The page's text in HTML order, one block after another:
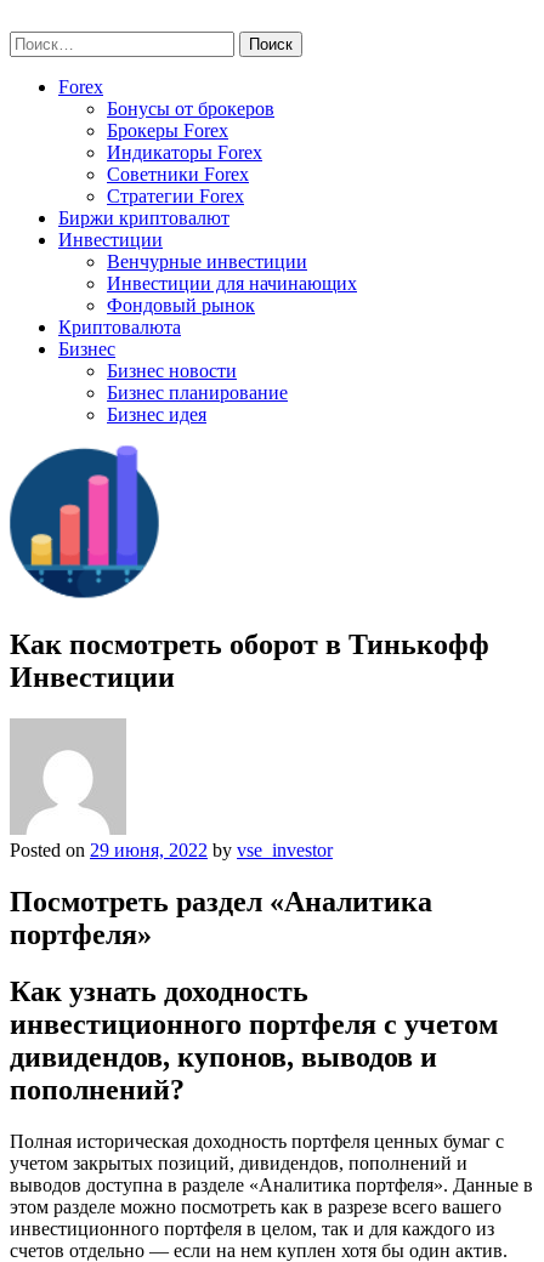
to
content
Найти:
Forex
Бонусы от брокеров
Брокеры Forex
Индикаторы Forex
Советники Forex
Стратегии Forex
Биржи криптовалют
Инвестиции
Венчурные инвестиции
Инвестиции для начинающих
Фондовый рынок
Криптовалюта
Бизнес
Бизнес новости
Бизнес планирование
Бизнес идея
Как посмотреть оборот в Тинькофф
Инвестиции
Posted on 29 июня, 2022 by vse_investor
Посмотреть раздел «Аналитика
портфеля»
Как узнать доходность
инвестиционного портфеля с учетом
дивидендов, купонов, выводов и
пополнений?
Полная историческая доходность портфеля ценных бумаг с
учетом закрытых позиций, дивидендов, пополнений и
выводов доступна в разделе «Аналитика портфеля». Данные в
этом разделе можно посмотреть как в разрезе всего вашего
инвестиционного портфеля в целом, так и для каждого из
счетов отдельно — если на нем куплен хотя бы один актив.